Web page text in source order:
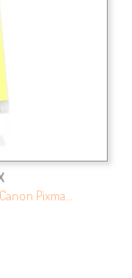
Pixma…